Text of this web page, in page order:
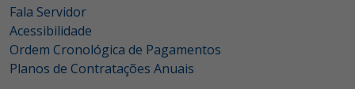
Fala Servidor
Acessibilidade
Ordem Cronológica de Pagamentos
Planos de Contratações Anuais